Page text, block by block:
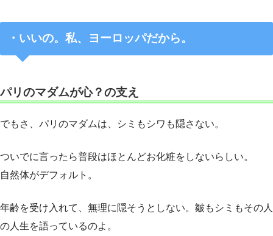
・いいの。私、ヨーロッパだから。
パリのマダムが心？の支え
でもさ、パリのマダムは、シミもシワも隠さない。
ついでに言ったら普段はほとんどお化粧をしないらしい。
自然体がデフォルト。
年齢を受け入れて、無理に隠そうとしない。皺もシミもその人
の人生を語っているのよ。